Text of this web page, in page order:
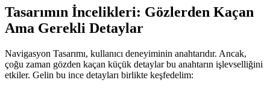
Tasarımın İncelikleri: Gözlerden Kaçan
Ama Gerekli Detaylar
Navigasyon Tasarımı, kullanıcı deneyiminin anahtarıdır. Ancak,
çoğu zaman gözden kaçan küçük detaylar bu anahtarın işlevselliğini
etkiler. Gelin bu ince detayları birlikte keşfedelim: